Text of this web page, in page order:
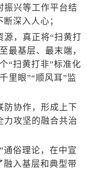
振兴等工作平台结
深入人心；
，真正将“扫黄打
最基层、最末端，
“扫黄打非”标准化
里眼”“顺风耳”监
协作，形成上下
力攻坚的融合共治
俗理论，在中宣
融入基层和典型带